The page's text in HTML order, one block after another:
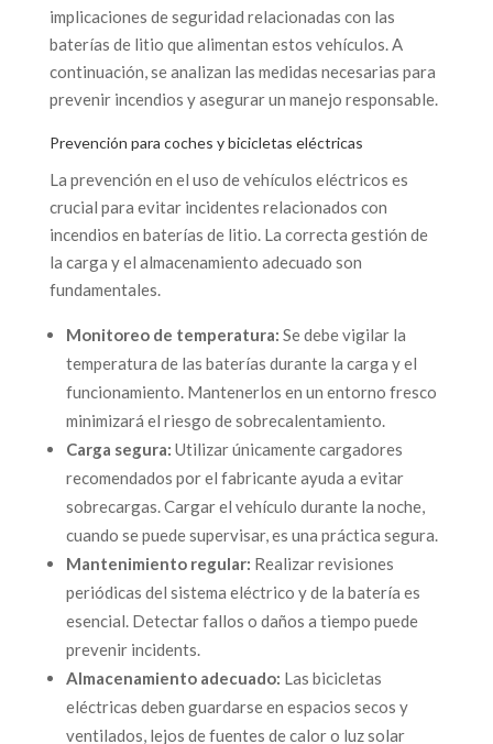
implicaciones de seguridad relacionadas con las
baterías de litio que alimentan estos vehículos. A
continuación, se analizan las medidas necesarias para
prevenir incendios y asegurar un manejo responsable.
Prevención para coches y bicicletas eléctricas
La prevención en el uso de vehículos eléctricos es
crucial para evitar incidentes relacionados con
incendios en baterías de litio. La correcta gestión de
la carga y el almacenamiento adecuado son
fundamentales.
Monitoreo de temperatura: Se debe vigilar la
temperatura de las baterías durante la carga y el
funcionamiento. Mantenerlos en un entorno fresco
minimizará el riesgo de sobrecalentamiento.
Carga segura: Utilizar únicamente cargadores
recomendados por el fabricante ayuda a evitar
sobrecargas. Cargar el vehículo durante la noche,
cuando se puede supervisar, es una práctica segura.
Mantenimiento regular: Realizar revisiones
periódicas del sistema eléctrico y de la batería es
esencial. Detectar fallos o daños a tiempo puede
prevenir incidents.
Almacenamiento adecuado: Las bicicletas
eléctricas deben guardarse en espacios secos y
ventilados, lejos de fuentes de calor o luz solar